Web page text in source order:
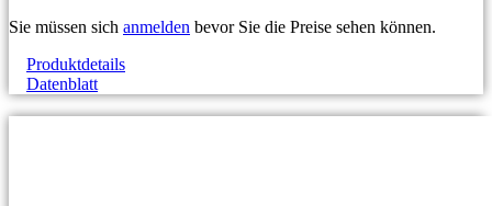
Sie müssen sich anmelden bevor Sie die Preise sehen können.
Produktdetails
Datenblatt